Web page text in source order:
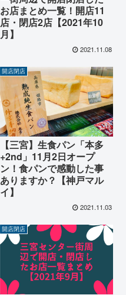
お店まとめ一覧！開店11
店・閉店2店【2021年10
月】
2021.11.08
開店閉店
【三宮】生食パン「本多
+2nd」11月2日オープ
ン！食パンで感動した事
ありますか？【神戸マル
イ】
2021.11.03
開店閉店